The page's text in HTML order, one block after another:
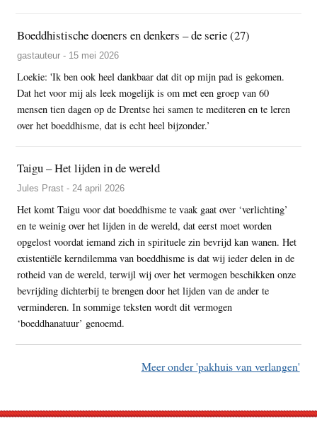
Boeddhistische doeners en denkers – de serie (27)
gastauteur - 15 mei 2026
Loekie: 'Ik ben ook heel dankbaar dat dit op mijn pad is gekomen.
Dat het voor mij als leek mogelijk is om met een groep van 60
mensen tien dagen op de Drentse hei samen te mediteren en te leren
over het boeddhisme, dat is echt heel bijzonder.’
Taigu – Het lijden in de wereld
Jules Prast - 24 april 2026
Het komt Taigu voor dat boeddhisme te vaak gaat over ‘verlichting’
en te weinig over het lijden in de wereld, dat eerst moet worden
opgelost voordat iemand zich in spirituele zin bevrijd kan wanen. Het
existentiële kerndilemma van boeddhisme is dat wij ieder delen in de
rotheid van de wereld, terwijl wij over het vermogen beschikken onze
bevrijding dichterbij te brengen door het lijden van de ander te
verminderen. In sommige teksten wordt dit vermogen
‘boeddhanatuur’ genoemd.
Meer onder 'pakhuis van verlangen'